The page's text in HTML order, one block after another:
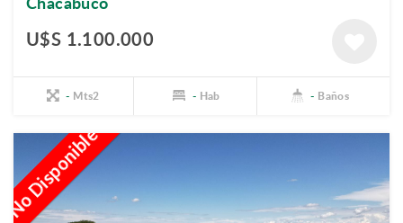
U$S 1.100.000
- Mts2 - Hab - Baños
No Disponible